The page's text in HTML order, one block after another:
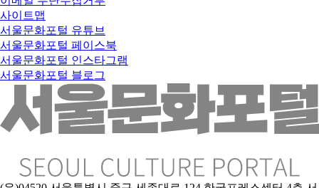
사이트맵
서울문화포털 유튜브
서울문화포털 페이스북
서울문화포털 인스타그램
서울문화포털 블로그